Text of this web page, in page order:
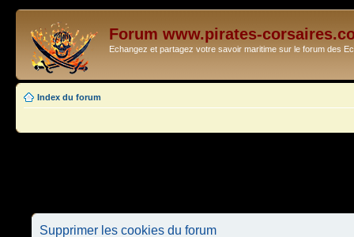
Forum www.pirates-
Echangez et partagez votre savoir maritime sur le forum des
Index du forum
Supprimer les cookies du forum